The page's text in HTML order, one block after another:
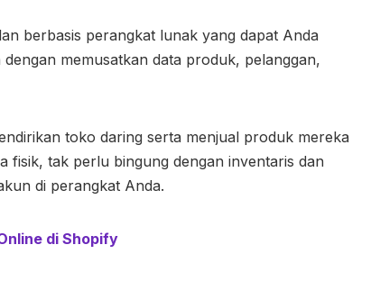
berbasis perangkat lunak yang dapat Anda
memusatkan data produk, pelanggan,
toko daring serta menjual produk mereka
fisik, tak perlu bingung dengan inventaris dan
di perangkat Anda.
di Shopify